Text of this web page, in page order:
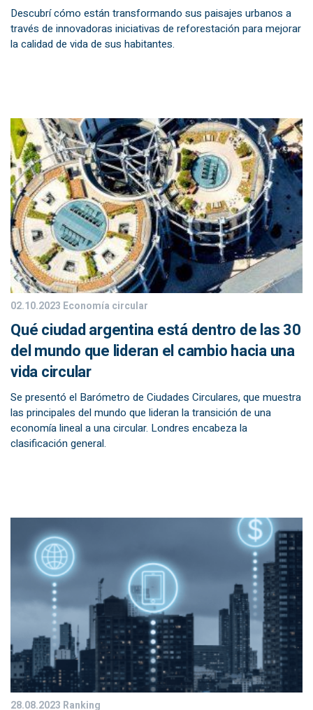
Descubrí cómo están transformando sus paisajes urbanos a
través de innovadoras iniciativas de reforestación para mejorar
la calidad de vida de sus habitantes.
02.10.2023 Economía circular
Qué ciudad argentina está dentro de las 30
del mundo que lideran el cambio hacia una
vida circular
Se presentó el Barómetro de Ciudades Circulares, que muestra
las principales del mundo que lideran la transición de una
economía lineal a una circular. Londres encabeza la
clasificación general.
28.08.2023 Ranking